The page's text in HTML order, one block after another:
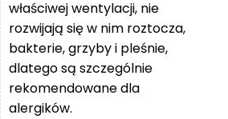
360 zł
do
8
739 zł
właściwej wentylacji, nie
rozwijają się w nim roztocza,
bakterie, grzyby i pleśnie,
dlatego są szczególnie
rekomendowane dla
alergików.